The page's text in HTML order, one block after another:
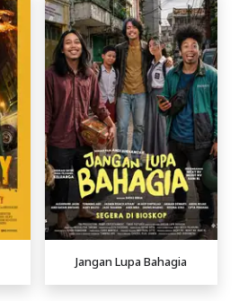
Jangan Lupa Bahagia